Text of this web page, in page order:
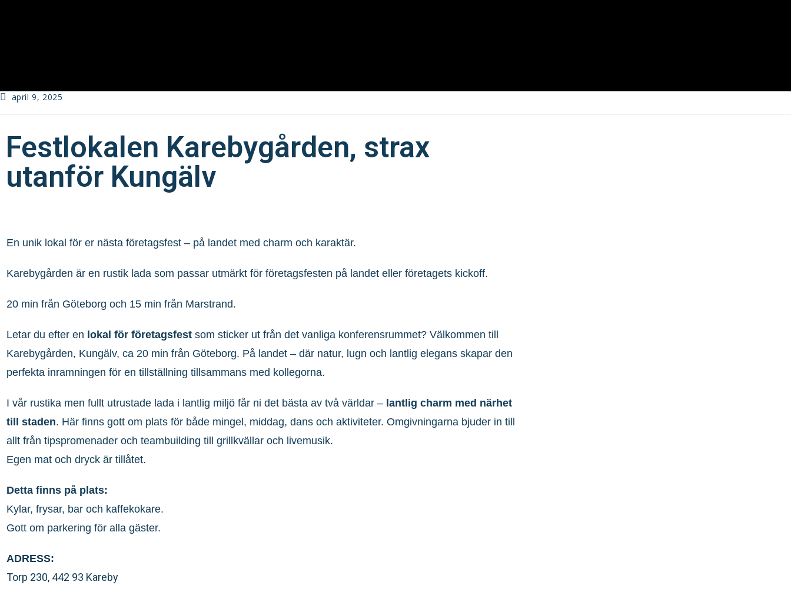
april 9, 2025
Festlokalen Karebygården, strax
utanför Kungälv
En unik lokal för er nästa företagsfest – på landet med charm och karaktär.
Karebygården är en rustik lada som passar utmärkt för företagsfesten på landet eller företagets kickoff.
20 min från Göteborg och 15 min från Marstrand.
Letar du efter en lokal för företagsfest som sticker ut från det vanliga konferensrummet? Välkommen till
Karebygården, Kungälv, ca 20 min från Göteborg. På landet – där natur, lugn och lantlig elegans skapar den
perfekta inramningen för en tillställning tillsammans med kollegorna.
I vår rustika men fullt utrustade lada i lantlig miljö får ni det bästa av två världar – lantlig charm med närhet
till staden. Här finns gott om plats för både mingel, middag, dans och aktiviteter. Omgivningarna bjuder in till
allt från tipspromenader och teambuilding till grillkvällar och livemusik.
Egen mat och dryck är tillåtet.
Detta finns på plats:
Kylar, frysar, bar och kaffekokare.
Gott om parkering för alla gäster.
ADRESS:
Torp 230, 442 93 Kareby